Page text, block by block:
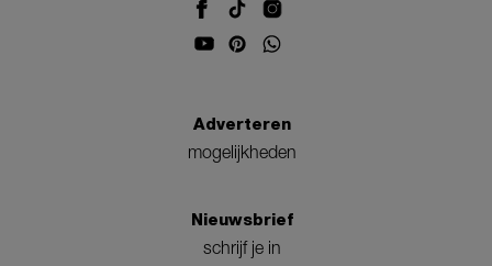
Adverteren
mogelijkheden
Nieuwsbrief
schrijf je in